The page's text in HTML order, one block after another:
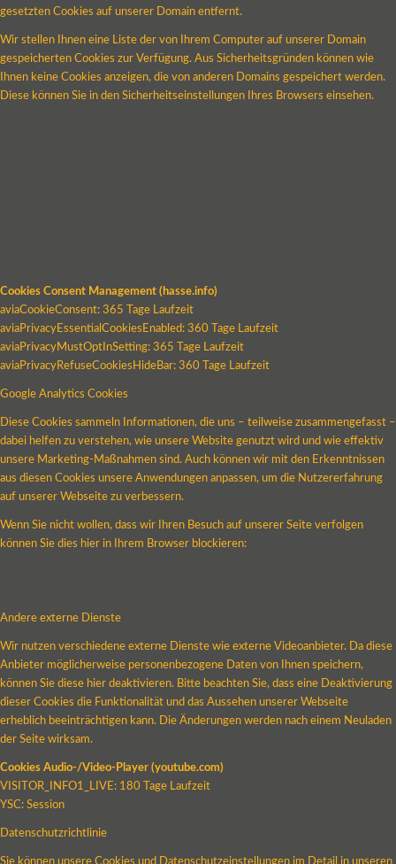
gesetzten Cookies auf unserer Domain entfernt.
Wir stellen Ihnen eine Liste der von Ihrem Computer auf unserer Domain
gespeicherten Cookies zur Verfügung. Aus Sicherheitsgründen können wie
Ihnen keine Cookies anzeigen, die von anderen Domains gespeichert werden.
Diese können Sie in den Sicherheitseinstellungen Ihres Browsers einsehen.
Cookies Consent Management (hasse.info)
aviaCookieConsent: 365 Tage Laufzeit
aviaPrivacyEssentialCookiesEnabled: 360 Tage Laufzeit
aviaPrivacyMustOptInSetting: 365 Tage Laufzeit
aviaPrivacyRefuseCookiesHideBar: 360 Tage Laufzeit
Google Analytics Cookies
Diese Cookies sammeln Informationen, die uns – teilweise zusammengefasst –
dabei helfen zu verstehen, wie unsere Website genutzt wird und wie effektiv
unsere Marketing-Maßnahmen sind. Auch können wir mit den Erkenntnissen
aus diesen Cookies unsere Anwendungen anpassen, um die Nutzererfahrung
auf unserer Webseite zu verbessern.
Wenn Sie nicht wollen, dass wir Ihren Besuch auf unserer Seite verfolgen
können Sie dies hier in Ihrem Browser blockieren:
Andere externe Dienste
Wir nutzen verschiedene externe Dienste wie externe Videoanbieter. Da diese
Anbieter möglicherweise personenbezogene Daten von Ihnen speichern,
können Sie diese hier deaktivieren. Bitte beachten Sie, dass eine Deaktivierung
dieser Cookies die Funktionalität und das Aussehen unserer Webseite
erheblich beeinträchtigen kann. Die Änderungen werden nach einem Neuladen
der Seite wirksam.
Cookies Audio-/Video-Player (youtube.com)
VISITOR_INFO1_LIVE: 180 Tage Laufzeit
YSC: Session
Datenschutzrichtlinie